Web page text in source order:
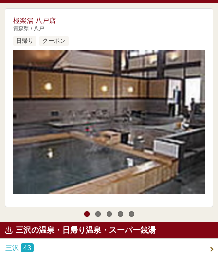
極楽湯 八戸店
青森県 / 八戸
日帰り クーポン
三沢の温泉・日帰り温泉・スーパー銭湯
三沢 43